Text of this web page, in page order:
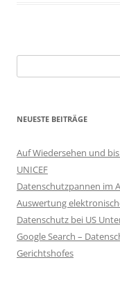
nach:
NEUESTE BEITRÄGE
Auf Wiedersehen und
UNICEF
Datenschutzpannen im
Auswertung
Datenschutz bei US
Google Search –
Gerichtshofes